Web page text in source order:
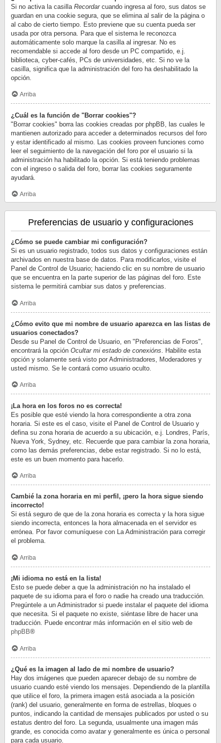
Si no activa la casilla Recordarcuando ingresa al foro, sus datos se
guardan en una cookie segura, que se elimina al salir de la página o
al cabo de cierto tiempo. Esto previene que su cuenta pueda ser
usada por otra persona. Para que el sistema le reconozca
automáticamente solo marque la casilla al ingresar. No es
recomendable si accede al foro desde un PC compartido, e.j.
biblioteca, cyber-cafés, PCs de universidades, etc. Si no ve la
casilla, significa que la administración del foro ha deshabilitado la
opción.
Arriba
¿Cuál es la función de "Borrar cookies"?
"Borrar cookies" borra las cookies creadas por phpBB, las cuales le
mantienen autorizado para acceder a determinados recursos del foro
y estar identificado al mismo. Las cookies proveen funciones como
leer el seguimiento de la navegación del foro por el usuario si la
administración ha habilitado la opción. Si está teniendo problemas
con el ingreso o salida del foro, borrar las cookies seguramente
ayudará.
Arriba
Preferencias de usuario y configuraciones
¿Cómo se puede cambiar mi configuración?
Si es un usuario registrado, todos sus datos y configuraciones están
archivados en nuestra base de datos. Para modificarlos, visite el
Panel de Control de Usuario; haciendo clic en su nombre de usuario
que se encuentra en la parte superior de las páginas del foro. Este
sistema le permitirá cambiar sus datos y preferencias.
Arriba
¿Cómo evito que mi nombre de usuario aparezca en las listas de
usuarios conectados?
Desde su Panel de Control de Usuario, en "Preferencias de Foros",
encontrará la opción Ocultar mi estado de conexións . Habilite esta
opción y solamente será visto por Administradores, Moderadores y
usted mismo. Se le contará como usuario oculto.
Arriba
¡La hora en los foros no es correcta!
Es posible que esté viendo la hora correspondiente a otra zona
horaria. Si este es el caso, visite el Panel de Control de Usuario y
defina su zona horaria de acuerdo a su ubicación, e.j. Londres, París,
Nueva York, Sydney, etc. Recuerde que para cambiar la zona horaria,
como las demás preferencias, debe estar registrado. Si no lo está,
este es un buen momento para hacerlo.
Arriba
Cambié la zona horaria en mi perfil, ¡pero la hora sigue siendo
incorrecto!
Si está seguro de que de la zona horaria es correcta y la hora sigue
siendo incorrecta, entonces la hora almacenada en el servidor es
errónea. Por favor comuníquese con La Administración para corregir
el problema.
Arriba
¡Mi idioma no está en la lista!
Esto se puede deber a que la administración no ha instalado el
paquete de su idioma para el foro o nadie ha creado una traducción.
Pregúntele a un Administrador si puede instalar el paquete del idioma
que necesita. Si el paquete no existe, siéntase libre de hacer una
traducción. Puede encontrar más información en el sitio web de
phpBB®
Arriba
¿Qué es la imagen al lado de mi nombre de usuario?
Hay dos imágenes que pueden aparecer debajo de su nombre de
usuario cuando esté viendo los mensajes. Dependiendo de la plantilla
que utilice el foro, la primera imagen está asociada a la posición
(rank) del usuario, generalmente en forma de estrellas, bloques o
puntos, indicando la cantidad de mensajes publicados por usted o su
estatus dentro del foro. La segunda, usualmente una imagen más
grande, es conocida como avatar y generalmente es única o personal
para cada usuario.